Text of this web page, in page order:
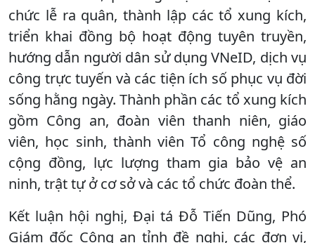
chức lễ ra quân, thành lập các tổ xung kích,
triển khai đồng bộ hoạt động tuyên truyền,
hướng dẫn người dân sử dụng VNeID, dịch vụ
công trực tuyến và các tiện ích số phục vụ đời
sống hằng ngày. Thành phần các tổ xung kích
gồm Công an, đoàn viên thanh niên, giáo
viên, học sinh, thành viên Tổ công nghệ số
cộng đồng, lực lượng tham gia bảo vệ an
ninh, trật tự ở cơ sở và các tổ chức đoàn thể.
Kết luận hội nghị, Đại tá Đỗ Tiến Dũng, Phó
Giám đốc Công an tỉnh đề nghị, các đơn vị,